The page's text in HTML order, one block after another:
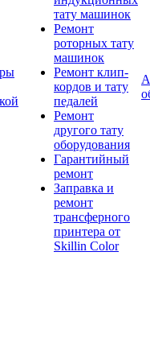
тату машинок
Ремонт
роторных тату
машинок
Ремонт клип-
кордов и тату
педалей
Ремонт
другого тату
оборудования
Гарантийный
ремонт
Заправка и
ремонт
трансферного
принтера от
Skillin Color